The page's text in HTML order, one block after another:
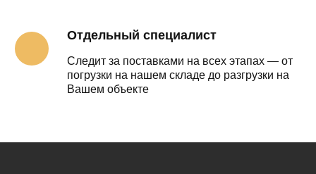
Отдельный специалист
Следит за поставками на всех этапах — от
погрузки на нашем складе до разгрузки на
Вашем объекте